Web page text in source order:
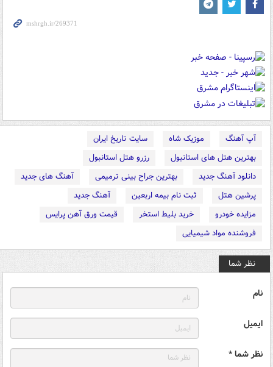
آپ آهنگ موزیک شاه
سایت تاریخ ایران
بهترین هتل های استانبول
رزرو هتل استانبول
دانلود آهنگ جدید
بهترین جراح بینی ترمیمی
آهنگ های جدید
پرشین هتل
ثبت نام بیمه اربعین
آهنگ جدید
مزایده خودرو
خرید بلیط استخر
قیمت ورق آهن پرایس
فروشنده مواد شیمیایی
نظر شما
نام
ایمیل
نظر شما *